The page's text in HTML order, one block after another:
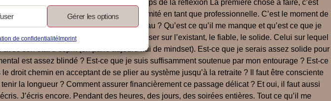
Gérer les options
de confidentialité Imprint
Une réflexion s’impose. Prendre le temps de la réflexion La première chose à faire, c’est
ont vraiment besoin. Trouver sa légitimité en tant que professionnelle. C’est le moment de
Est-ce que j’ai des relations ? du réseau ? Qu’est ce qu’il me manque et qu’est ce que je
sans se mentir. Sans en rajouter. Se baser sur l’existant, le fiable, le solide. Celui sur lequel
son état d’esprit (on parle aujourd’hui de mindset). Est-ce que je serais assez solide pour
est assez blindé ? Est-ce que je suis suffisamment soutenue par mon entourage ? Est-ce
droit chemin en acceptant de se plier au système jusqu’à la retraite ? Il faut être consciente
la longueur ? Comment assurer financièrement ce passage délicat ? Et oui, il faut aussi
J’écris encore. Pendant des heures, des jours, des soirées entières. Tout ce qu’il me